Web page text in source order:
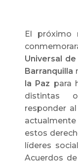
El próximo
Universal
Barranquilla
la Paz para
distintas
responder
estos
líderes
Acuerdos